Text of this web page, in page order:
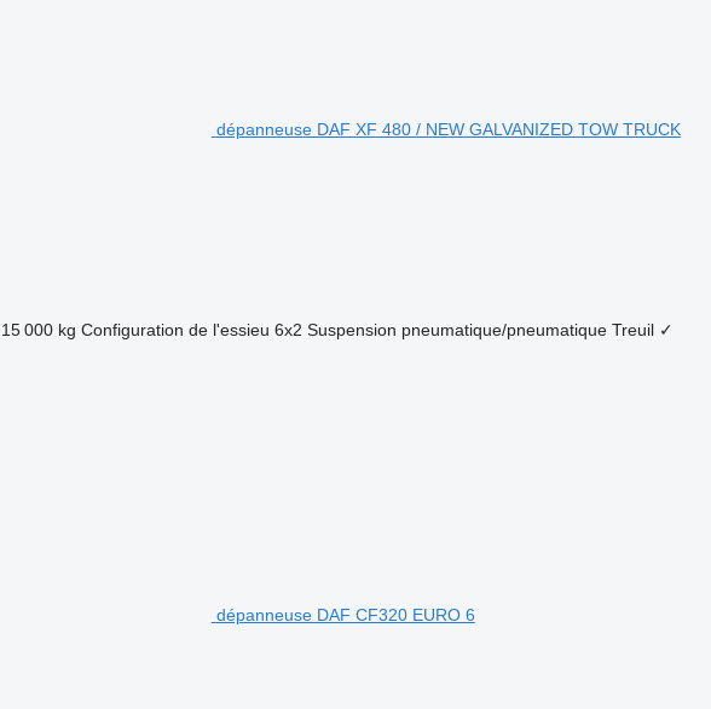
dépanneuse DAF XF 480 / NEW GALVANIZED TOW TRUCK
15 000 kg Configuration de l'essieu 6x2 Suspension pneumatique/pneumatique Treuil ✓
dépanneuse DAF CF320 EURO 6